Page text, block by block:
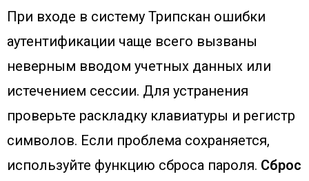
При входе в систему Трипскан ошибки
аутентификации чаще всего вызваны
неверным вводом учетных данных или
истечением сессии. Для устранения
проверьте раскладку клавиатуры и регистр
символов. Если проблема сохраняется,
используйте функцию сброса пароля. Сброс